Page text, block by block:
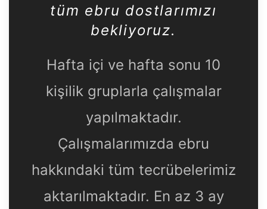
tüm ebru dostlarımızı
bekliyoruz.
Hafta içi ve hafta sonu 10
kişilik gruplarla çalışmalar
yapılmaktadır.
Çalışmalarımızda ebru
hakkındaki tüm tecrübelerimiz
aktarılmaktadır. En az 3 ay